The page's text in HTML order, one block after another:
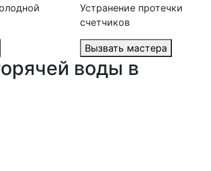
Устранение протечки
счетчиков
Вызвать мастера
воды в